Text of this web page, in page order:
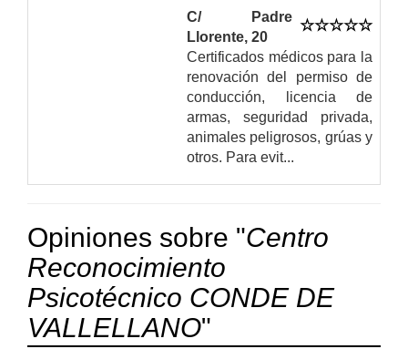
C/ Padre
Llorente, 20
Certificados médicos para la
renovación del permiso de
conducción, licencia de
armas, seguridad privada,
animales peligrosos, grúas y
otros. Para evit...
Opiniones sobre "Centro
Reconocimiento
Psicotécnico CONDE DE
VALLELLANO"